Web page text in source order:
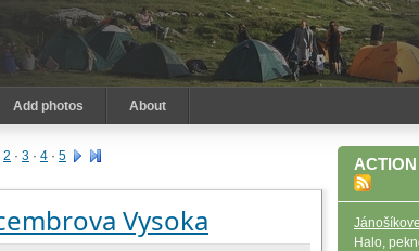
Add photos About
2 · 3 · 4 · 5
Vysoka
Halo,